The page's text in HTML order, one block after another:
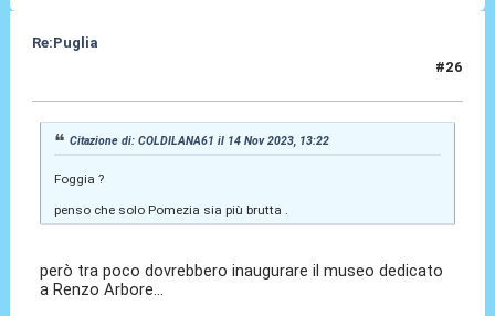
Re:Puglia
#26
Citazione di: COLDILANA61 il 14 Nov 2023, 13:22
Foggia ?
penso che solo Pomezia sia più brutta .
però tra poco dovrebbero inaugurare il museo dedicato
a Renzo Arbore...